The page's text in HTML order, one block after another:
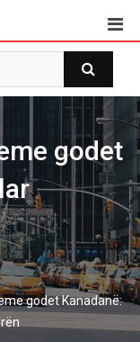
godet
godet Kanadanë: